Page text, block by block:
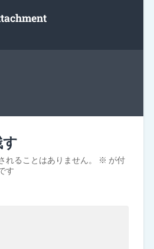
れることはありません。 ※ が付
す